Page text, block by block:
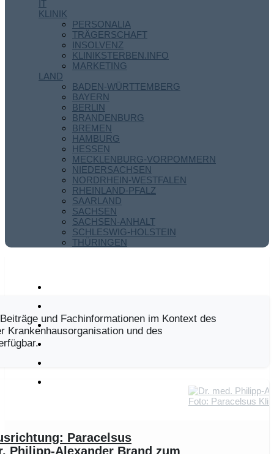
IT
KLINIK
PERSONALIA
TRÄGERSCHAFT
INSOLVENZ
KLINIKSTERBEN.INFO
MARKETING
LAND
BADEN-WÜRTTEMBERG
BAYERN
BERLIN
BRANDENBURG
BREMEN
HAMBURG
HESSEN
MECKLENBURG-VORPOMMERN
NIEDERSACHSEN
NORDRHEIN-WESTFALEN
RHEINLAND-PFALZ
SAARLAND
SACHSEN
SACHSEN-ANHALT
SCHLESWIG-HOLSTEIN
THÜRINGEN
und Fachinformationen im Kontext des
Krankenhausorganisation und des
Paracelsus
Philipp-Alexander Brand zum